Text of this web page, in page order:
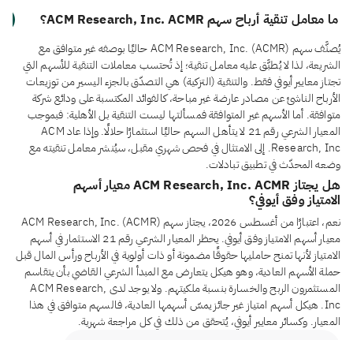
ما معامل تنقية أرباح سهم ACM Research, Inc. ACMR؟
يُصنَّف سهم ACM Research, Inc. (ACMR) حاليًا بوصفه غير متوافق مع
الشريعة، لذا لا يُطبَّق عليه معامل تنقية؛ إذ تُحتسب معاملات التنقية للأسهم التي
تجتاز معايير أيوفي فقط. والتنقية (التزكية) هي التصدّق بالجزء اليسير من توزيعات
الأرباح الناشئ عن مصادر عارضة غير مباحة، كالفوائد المكتسبة على ودائع شركة
متوافقة. أما الأسهم غير المتوافقة فمسألتها ليست التنقية بل الأهلية: فبموجب
المعيار الشرعي رقم 21 لا يتأهل السهم حاليًا استثمارًا حلالًا. وإذا عاد ACM
Research, Inc. إلى الامتثال في فحص شهري مقبل، سيُنشر معامل تنقيته مع
وضعه المحدّث في تطبيق تبادلات.
هل يجتاز ACM Research, Inc. ACMR معيار أسهم
الامتياز وفق أيوفي؟
نعم، اعتبارًا من أغسطس 2026، يجتاز سهم ACM Research, Inc. (ACMR)
معيار أسهم الامتياز وفق أيوفي. يحظر المعيار الشرعي رقم 21 الاستثمار في أسهم
الامتياز لأنها تمنح حامليها حقوقًا مضمونة أو ذات أولوية في الأرباح ورأس المال قبل
حملة الأسهم العادية، وهو هيكل يتعارض مع المبدأ الشرعي القاضي بأن يتقاسم
المستثمرون الربح والخسارة بنسبة ملكيتهم. ولا يوجد لدى ACM Research,
Inc. هيكل أسهم امتياز غير جائز يمسّ أسهمها العادية، فالسهم متوافق في هذا
المعيار. وكسائر معايير أيوفي، يُتحقق من ذلك في كل مراجعة شهرية.